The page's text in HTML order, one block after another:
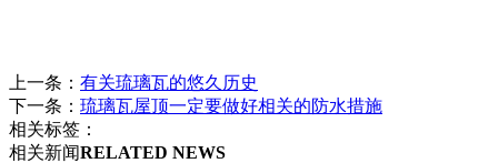
上一条： 有关琉璃瓦的悠久历史
下一条： 琉璃瓦屋顶一定要做好相关的防水措施
相关标签：
相关新闻RELATED NEWS